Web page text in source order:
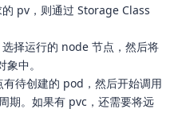
pv，则通过 Storage Class
择运行的 node 节点，然后将
中。
待创建的 pod，然后开始调用
期。如果有 pvc，还需要将远